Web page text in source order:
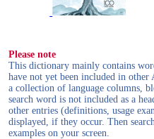
Please note
This dictionary mainly contains
have not yet been included in
a collection of language columns,
search word is not included as a
other entries (definitions, usage
displayed, if they occur. Then
examples on your screen.